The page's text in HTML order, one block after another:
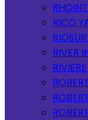
RICO
RIVER
RIVIERE